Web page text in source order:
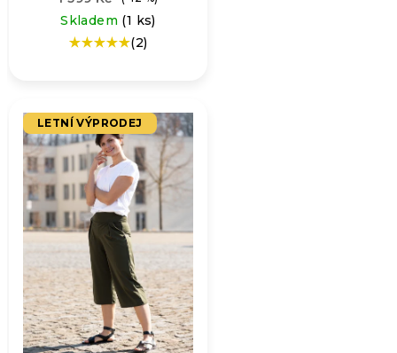
Skladem (1 ks)
Průměrné
5,0
z
hvězdiček.
(2)
LETNÍ VÝPRODEJ